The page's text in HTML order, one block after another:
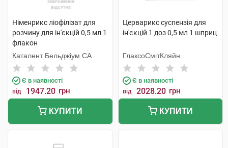
Німенрикс ліофілізат для
розчину для ін'єкцій 0,5 мл 1
флакон
Каталент Бельджіум СА
Є в наявності
від 1947.20 грн
КУПИТИ
Церварикс суспензія для
ін'єкцій 1 доз 0,5 мл 1 шприц
ГлаксоСмітКляйн
Є в наявності
від 2028.20 грн
КУПИТИ